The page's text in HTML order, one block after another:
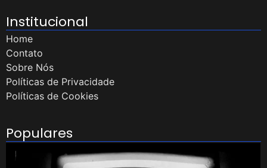
Institucional
Home
Contato
Sobre Nós
Políticas de Privacidade
Políticas de Cookies
Populares